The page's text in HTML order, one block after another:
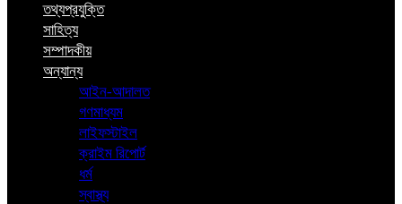
তথ্যপ্রযুক্তি
সাহিত্য
সম্পাদকীয়
অন্যান্য
আইন-আদালত
গণমাধ্যম
লাইফস্টাইল
ক্রাইম রিপোর্ট
ধর্ম
স্বাস্থ্য